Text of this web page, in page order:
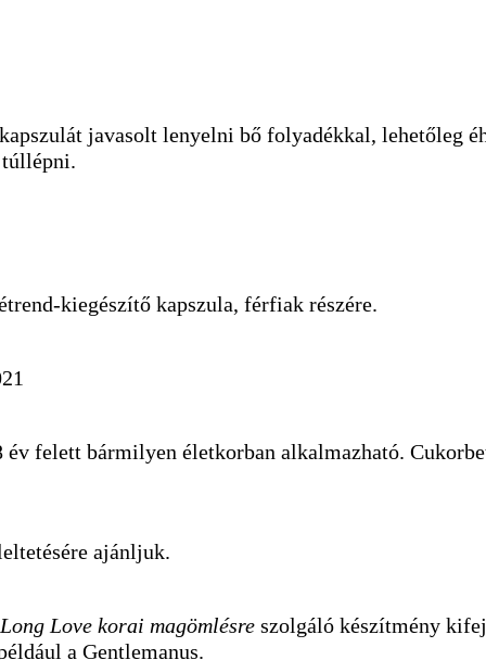
javasolt lenyelni bő folyadékkal, lehetőleg
túllépni.
kiegészítő kapszula, férfiak részére.
felett bármilyen életkorban alkalmazható.
ajánljuk.
Long Love korai magömlésre szolgáló készítmény
a Gentlemanus.